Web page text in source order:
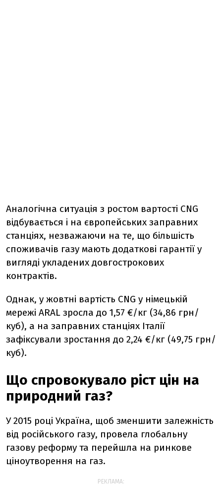
Аналогічна ситуація з ростом вартості CNG
відбувається і на європейських заправних
станціях, незважаючи на те, що більшість
споживачів газу мають додаткові гарантії у
вигляді укладених довгострокових
контрактів.
Однак, у жовтні вартість CNG у німецькій
мережі ARAL зросла до 1,57 €/кг (34,86 грн/
куб), а на заправних станціях Італії
зафіксували зростання до 2,24 €/кг (49,75 грн/
куб).
Що спровокувало ріст цін на
природний газ?
У 2015 році Україна, щоб зменшити залежність
від російського газу, провела глобальну
газову реформу та перейшла на ринкове
ціноутворення на газ.
РЕКЛАМА: